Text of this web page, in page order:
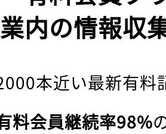
内の情報収
本近い最新有料
料会員継続率98%